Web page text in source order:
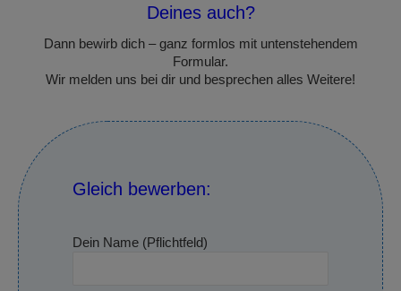
Deines auch?
Dann bewirb dich – ganz formlos mit untenstehendem
Formular.
Wir melden uns bei dir und besprechen alles Weitere!
Gleich bewerben:
Dein Name (Pflichtfeld)